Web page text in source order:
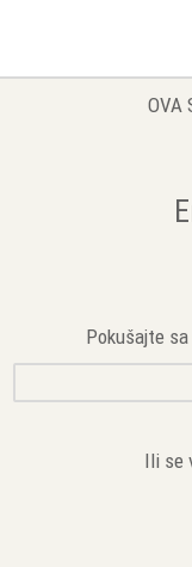
OVA
Pokušajte
Ili se